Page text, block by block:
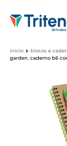
início
blocos e
garden. caderno b6